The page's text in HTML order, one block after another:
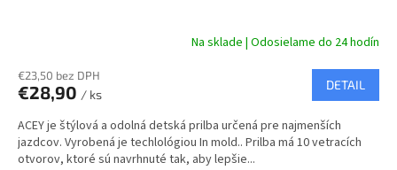
Na sklade | Odosielame do 24 hodín
€23,50 bez DPH
€28,90 / ks
DETAIL
ACEY je štýlová a odolná detská prilba určená pre najmenších
jazdcov. Vyrobená je techlológiou In mold.. Prilba má 10 vetracích
otvorov, ktoré sú navrhnuté tak, aby lepšie...